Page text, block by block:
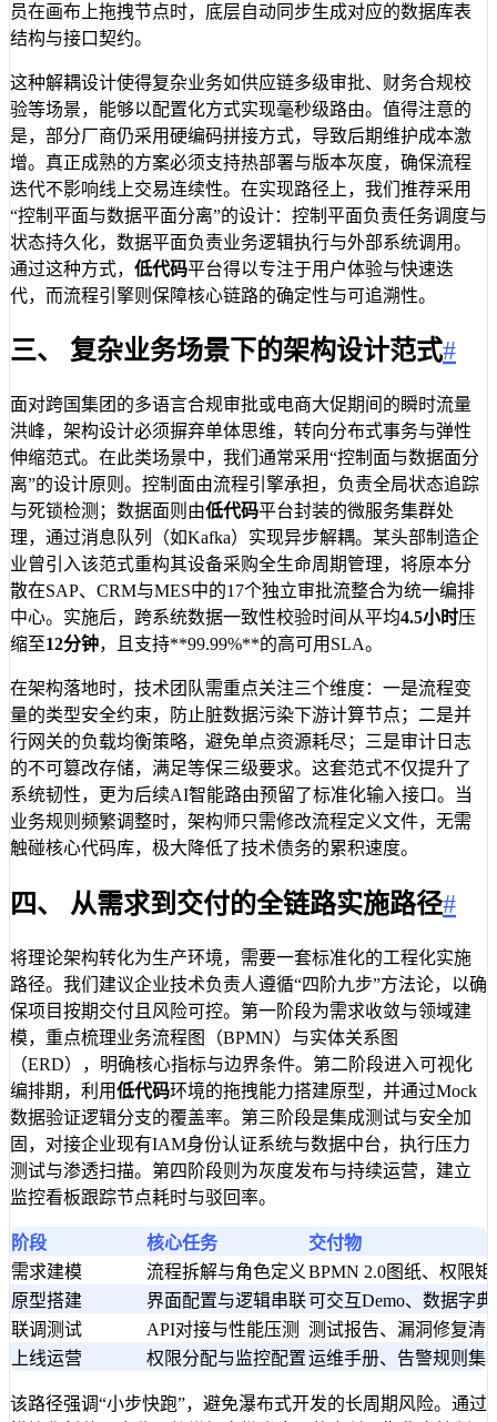
员在画布上拖拽节点时，底层自动同步生成对应的数据库表
结构与接口契约。
这种解耦设计使得复杂业务如供应链多级审批、财务合规校
验等场景，能够以配置化方式实现毫秒级路由。值得注意的
是，部分厂商仍采用硬编码拼接方式，导致后期维护成本激
增。真正成熟的方案必须支持热部署与版本灰度，确保流程
迭代不影响线上交易连续性。在实现路径上，我们推荐采用
“控制平面与数据平面分离”的设计：控制平面负责任务调度与
状态持久化，数据平面负责业务逻辑执行与外部系统调用。
通过这种方式， 低代码平台得以专注于用户体验与快速迭
代，而流程引擎则保障核心链路的确定性与可追溯性。
三、 复杂业务场景下的架构设计范式#
面对跨国集团的多语言合规审批或电商大促期间的瞬时流量
洪峰，架构设计必须摒弃单体思维，转向分布式事务与弹性
伸缩范式。在此类场景中，我们通常采用“控制面与数据面分
离”的设计原则。控制面由流程引擎承担，负责全局状态追踪
与死锁检测；数据面则由低代码平台封装的微服务集群处
理，通过消息队列（如Kafka）实现异步解耦。某头部制造企
业曾引入该范式重构其设备采购全生命周期管理，将原本分
散在SAP、CRM与MES中的17个独立审批流整合为统一编排
中心。实施后，跨系统数据一致性校验时间从平均4.5小时压
缩至12分钟，且支持**99.99%**的高可用SLA。
在架构落地时，技术团队需重点关注三个维度：一是流程变
量的类型安全约束，防止脏数据污染下游计算节点；二是并
行网关的负载均衡策略，避免单点资源耗尽；三是审计日志
的不可篡改存储，满足等保三级要求。这套范式不仅提升了
系统韧性，更为后续AI智能路由预留了标准化输入接口。当
业务规则频繁调整时，架构师只需修改流程定义文件，无需
触碰核心代码库，极大降低了技术债务的累积速度。
四、 从需求到交付的全链路实施路径#
将理论架构转化为生产环境，需要一套标准化的工程化实施
路径。我们建议企业技术负责人遵循“四阶九步”方法论，以确
保项目按期交付且风险可控。第一阶段为需求收敛与领域建
模，重点梳理业务流程图（BPMN）与实体关系图
（ERD），明确核心指标与边界条件。第二阶段进入可视化
编排期，利用低代码环境的拖拽能力搭建原型，并通过Mock
数据验证逻辑分支的覆盖率。第三阶段是集成测试与安全加
固，对接企业现有IAM身份认证系统与数据中台，执行压力
测试与渗透扫描。第四阶段则为灰度发布与持续运营，建立
监控看板跟踪节点耗时与驳回率。
阶段 核心任务
交付物
需求建模
流程拆解与角色定义 BPMN 2.0图纸、权限矩
原型搭建
界面配置与逻辑串联可交互Demo、数据字典
联调测试
API对接与性能压测
测试报告、漏洞修复清
上线运营
权限分配与监控配置运维手册、告警规则集
该路径强调“小步快跑”，避免瀑布式开发的长周期风险。通过